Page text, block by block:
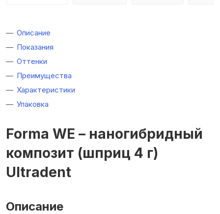
Описание
Показания
Оттенки
Преимущества
Характеристики
Упаковка
Forma WE – наногибридный
композит (шприц 4 г)
Ultradent
Описание